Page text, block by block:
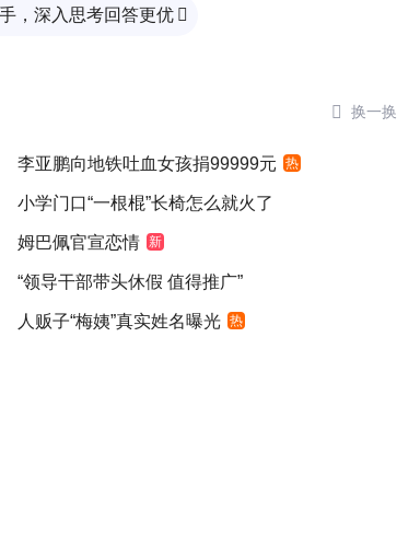
，深入思考回答更优 
 换一换
李亚鹏向地铁吐血女孩捐99999元 热
小学门口“一根棍”长椅怎么就火了
姆巴佩官宣恋情 新
“领导干部带头休假 值得推广”
人贩子“梅姨”真实姓名曝光 热